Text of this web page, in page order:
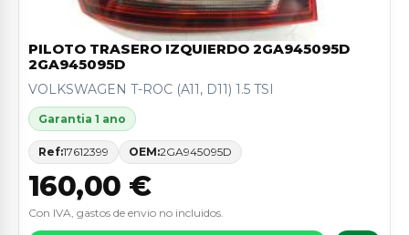
PILOTO TRASERO IZQUIERDO 2GA945095D
2GA945095D
VOLKSWAGEN T-ROC (A11, D11) 1.5 TSI
Garantia 1 ano
Ref:17612399 OEM:2GA945095D
160,00 €
Con IVA, gastos de envio no incluidos.